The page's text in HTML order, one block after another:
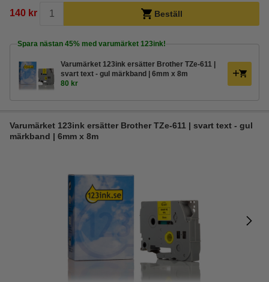
140 kr Beställ
Spara nästan 45% med varumärket 123ink!
Varumärket 123ink ersätter Brother TZe-611 |
svart text - gul märkband | 6mm x 8m
80 kr
Varumärket 123ink ersätter Brother TZe-611 | svart text - gul
märkband | 6mm x 8m